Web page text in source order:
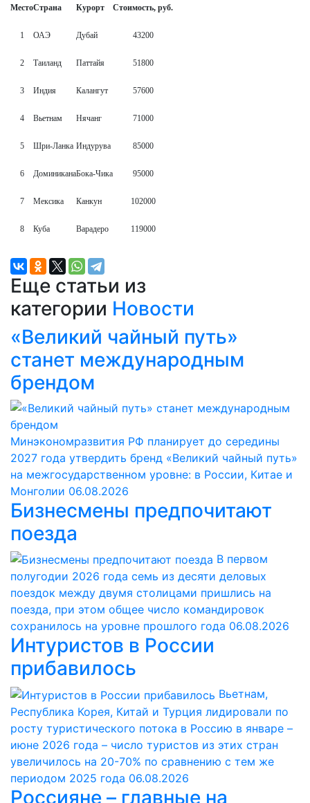
МестоСтрана Курорт Стоимость, руб.
1 ОАЭ Дубай 43200
2 Таиланд Паттайя 51800
3 Индия Калангут 57600
4 Вьетнам Нячанг 71000
5 Шри-Ланка Индурува 85000
6 ДоминиканаБока-Чика 95000
7 Мексика Канкун 102000
8 Куба Варадеро 119000
Еще статьи из
категории Новости
«Великий чайный путь»
станет международным
брендом
Минэкономразвития РФ планирует до середины
2027 года утвердить бренд «Великий чайный путь»
на межгосударственном уровне: в России, Китае и
Монголии 06.08.2026
Бизнесмены предпочитают
поезда
В первом
полугодии 2026 года семь из десяти деловых
поездок между двумя столицами пришлись на
поезда, при этом общее число командировок
сохранилось на уровне прошлого года 06.08.2026
Интуристов в России
прибавилось
Вьетнам,
Республика Корея, Китай и Турция лидировали по
росту туристического потока в Россию в январе –
июне 2026 года – число туристов из этих стран
увеличилось на 20-70% по сравнению с тем же
периодом 2025 года 06.08.2026
Россияне – главные на